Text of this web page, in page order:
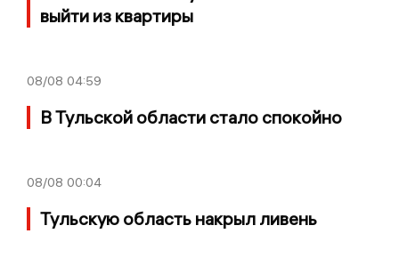
выйти из квартиры
08/08 04:59
В Тульской области стало спокойно
08/08 00:04
Тульскую область накрыл ливень